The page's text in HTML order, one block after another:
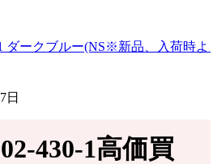
1 ダークブルー(NS※新品、入荷時
日
430-1高価買